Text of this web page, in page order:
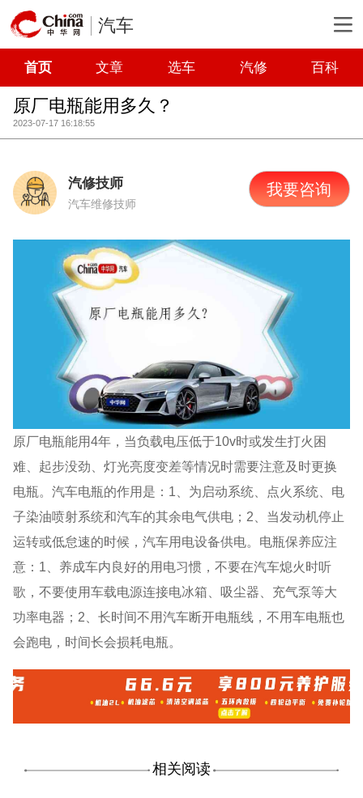
汽车
首页 文章 选车 汽修 百科
原厂电瓶能用多久？
2023-07-17 16:18:55
汽修技师
汽车维修技师
我要咨询
原厂电瓶能用4年，当负载电压低于10v时或发生打火困
难、起步没劲、灯光亮度变差等情况时需要注意及时更换
电瓶。汽车电瓶的作用是：1、为启动系统、点火系统、电
子染油喷射系统和汽车的其余电气供电；2、当发动机停止
运转或低怠速的时候，汽车用电设备供电。电瓶保养应注
意：1、养成车内良好的用电习惯，不要在汽车熄火时听
歌，不要使用车载电源连接电冰箱、吸尘器、充气泵等大
功率电器；2、长时间不用汽车断开电瓶线，不用车电瓶也
会跑电，时间长会损耗电瓶。
相关阅读